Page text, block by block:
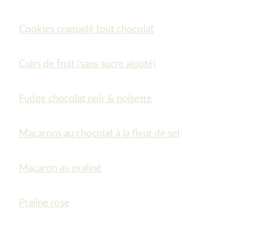
Cookies craquelé tout chocolat
Cuirs de fruit (sans sucre ajouté)
Fudge chocolat noir & noisette
Macarons au chocolat à la fleur de sel
Macaron au praliné
Praline rose